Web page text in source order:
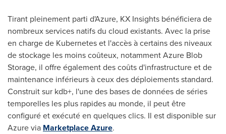
Tirant pleinement parti d'Azure, KX Insights bénéficiera de
nombreux services natifs du cloud existants. Avec la prise
en charge de Kubernetes et l'accès à certains des niveaux
de stockage les moins coûteux, notamment Azure Blob
Storage, il offre également des coûts d'infrastructure et de
maintenance inférieurs à ceux des déploiements standard.
Construit sur kdb+, l'une des bases de données de séries
temporelles les plus rapides au monde, il peut être
configuré et exécuté en quelques clics. Il est disponible sur
Azure via Marketplace Azure.